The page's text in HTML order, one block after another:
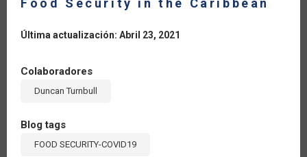
Última actualización: Abril 23, 2021
Colaboradores
Duncan Turnbull
Blog tags
FOOD SECURITY-COVID19